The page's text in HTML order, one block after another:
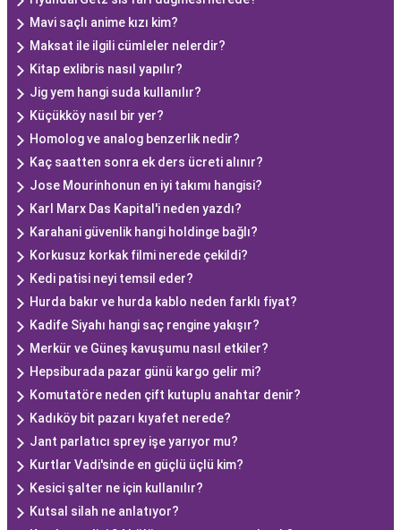
Mavi saçlı anime kızı kim?
Maksat ile ilgili cümleler nelerdir?
Kitap exlibris nasıl yapılır?
Jig yem hangi suda kullanılır?
Küçükköy nasıl bir yer?
Homolog ve analog benzerlik nedir?
Kaç saatten sonra ek ders ücreti alınır?
Jose Mourinhonun en iyi takımı hangisi?
Karl Marx Das Kapital'i neden yazdı?
Karahani güvenlik hangi holdinge bağlı?
Korkusuz korkak filmi nerede çekildi?
Kedi patisi neyi temsil eder?
Hurda bakır ve hurda kablo neden farklı fiyat?
Kadife Siyahı hangi saç rengine yakışır?
Merkür ve Güneş kavuşumu nasıl etkiler?
Hepsiburada pazar günü kargo gelir mi?
Komutatöre neden çift kutuplu anahtar denir?
Kadıköy bit pazarı kıyafet nerede?
Jant parlatıcı sprey işe yarıyor mu?
Kurtlar Vadi'sinde en güçlü üçlü kim?
Kesici şalter ne için kullanılır?
Kutsal silah ne anlatıyor?